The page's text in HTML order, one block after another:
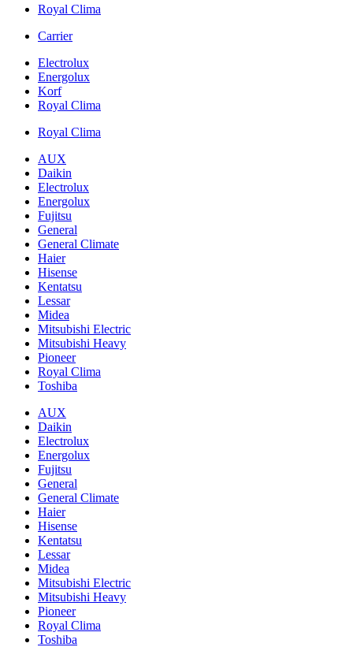
Royal Clima
Carrier
Electrolux
Energolux
Korf
Royal Clima
Royal Clima
AUX
Daikin
Electrolux
Energolux
Fujitsu
General
General Climate
Haier
Hisense
Kentatsu
Lessar
Midea
Mitsubishi Electric
Mitsubishi Heavy
Pioneer
Royal Clima
Toshiba
AUX
Daikin
Electrolux
Energolux
Fujitsu
General
General Climate
Haier
Hisense
Kentatsu
Lessar
Midea
Mitsubishi Electric
Mitsubishi Heavy
Pioneer
Royal Clima
Toshiba